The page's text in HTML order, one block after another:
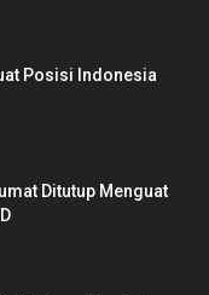
Posisi Indonesia
Ditutup Menguat